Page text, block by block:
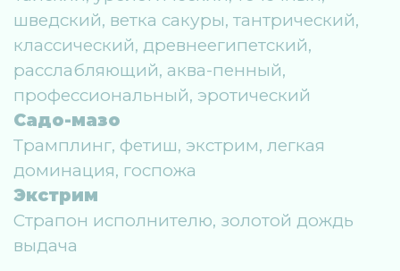
шведский, ветка сакуры, тантрический,
классический, древнеегипетский,
расслабляющий, аква-пенный,
профессиональный, эротический
Садо-мазо
Трамплинг, фетиш, экстрим, легкая
доминация, госпожа
Экстрим
Страпон исполнителю, золотой дождь
выдача